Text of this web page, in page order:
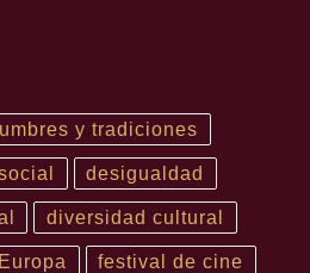
y tradiciones
desigualdad
diversidad cultural
Europa festival de cine